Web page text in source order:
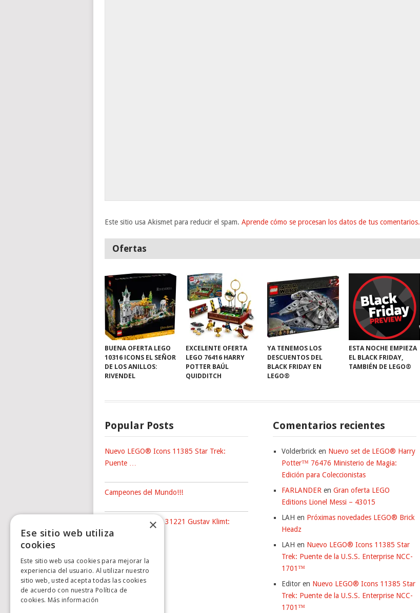
Este sitio usa Akismet para reducir el spam. Aprende cómo se procesan los datos de tus comentarios.
Ofertas
BUENA OFERTA LEGO
10316 ICONS EL SEÑOR
DE LOS ANILLOS:
RIVENDEL
EXCELENTE OFERTA
LEGO 76416 HARRY
POTTER BAÚL
QUIDDITCH
YA TENEMOS LOS
DESCUENTOS DEL
BLACK FRIDAY EN
LEGO®
ESTA NOCHE EMPIEZA
EL BLACK FRIDAY,
TAMBIÉN DE LEGO®
Popular Posts
Nuevo LEGO® Icons 11385 Star Trek:
Puente …
Campeones del Mundo!!!
Nuevo LEGO® Art 31221 Gustav Klimt:
The …
Comentarios recientes
Volderbricken Nuevo set de LEGO® Harry
Potter™ 76476 Ministerio de Magia:
Edición para Coleccionistas
FARLANDERen Gran oferta LEGO
Editions Lionel Messi – 43015
LAH en Próximas novedades LEGO® Brick
Headz
LAH en Nuevo LEGO® Icons 11385 Star
Trek: Puente de la U.S.S. Enterprise NCC-
1701™
Editoren Nuevo LEGO® Icons 11385 Star
Trek: Puente de la U.S.S. Enterprise NCC-
1701™
×
Ese sitio web utiliza
cookies
Este sitio web usa cookies para mejorar la
experiencia del usuario. Al utilizar nuestro
sitio web, usted acepta todas las cookies
de acuerdo con nuestra Política de
cookies. Más información